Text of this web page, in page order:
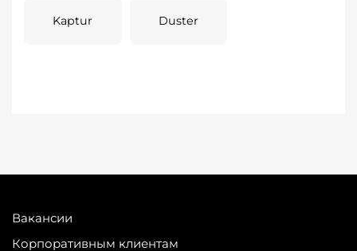
Kaptur Duster
Вакансии
Корпоративным клиентам